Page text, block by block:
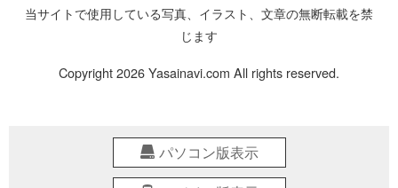
当サイトで使用している写真、イラスト、文章の無断転載を禁
じます
Copyright 2026 Yasainavi.com All rights reserved.
パソコン版表示